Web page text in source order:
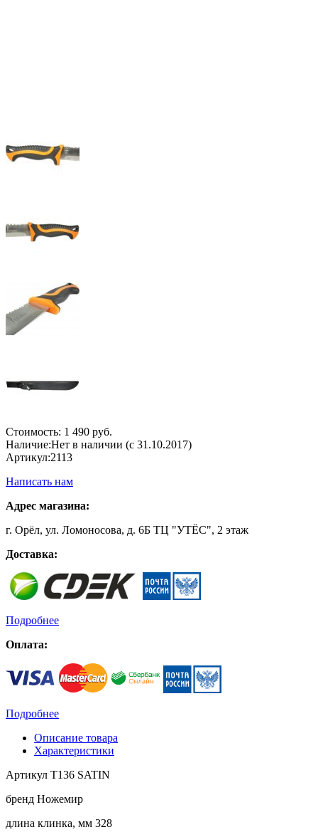
Стоимость: 1 490 руб.
Наличие:Нет в наличии (с 31.10.2017)
Артикул:2113
Написать нам
Адрес магазина:
г. Орёл, ул. Ломоносова, д. 6Б ТЦ "УТЁС", 2 этаж
Доставка:
Подробнее
Оплата:
Подробнее
Описание товара
Характеристики
Артикул T136 SATIN
бренд Ножемир
длина клинка, мм 328